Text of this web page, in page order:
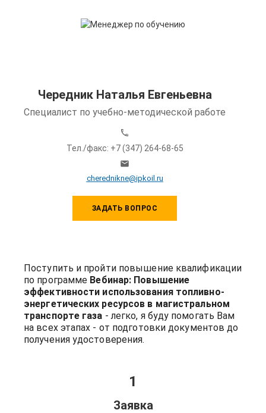
Чередник Наталья Евгеньевна
Специалист по учебно-методической работе
Тел./факс: +7 (347) 264-68-65
cherednikne@ipkoil.ru
ЗАДАТЬ ВОПРОС
Поступить и пройти повышение квалификации
по программе Вебинар: Повышение
эффективности использования топливно-
энергетических ресурсов в магистральном
транспорте газа - легко, я буду помогать Вам
на всех этапах - от подготовки документов до
получения удостоверения.
1
Заявка